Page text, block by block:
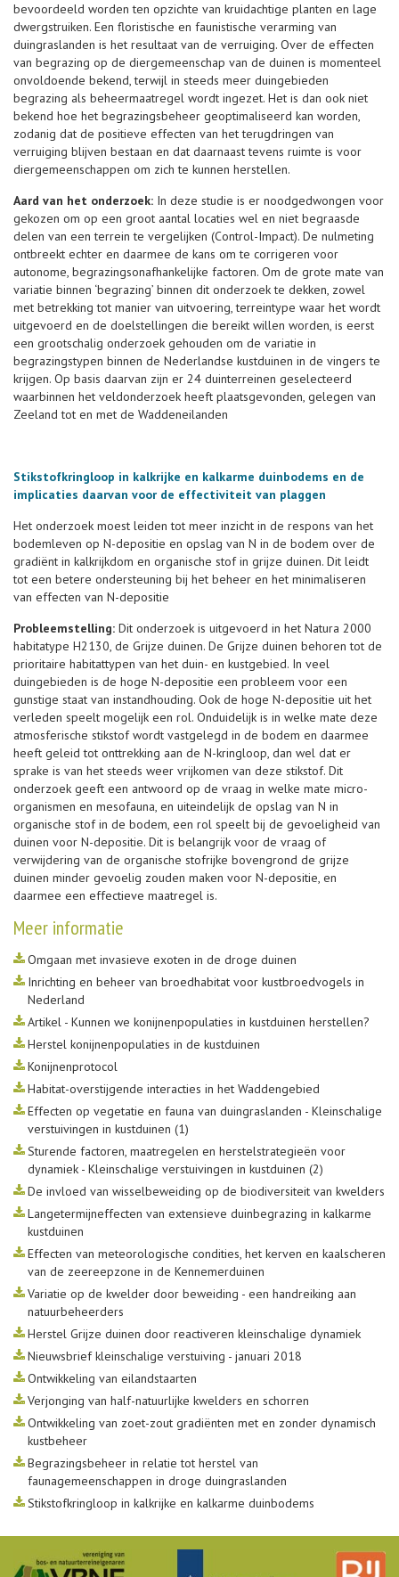
bevoordeeld worden ten opzichte van kruidachtige planten en lage
dwergstruiken. Een floristische en faunistische verarming van
duingraslanden is het resultaat van de verruiging. Over de effecten
van begrazing op de diergemeenschap van de duinen is momenteel
onvoldoende bekend, terwijl in steeds meer duingebieden
begrazing als beheermaatregel wordt ingezet. Het is dan ook niet
bekend hoe het begrazingsbeheer geoptimaliseerd kan worden,
zodanig dat de positieve effecten van het terugdringen van
verruiging blijven bestaan en dat daarnaast tevens ruimte is voor
diergemeenschappen om zich te kunnen herstellen.
Aard van het onderzoek: In deze studie is er noodgedwongen voor
gekozen om op een groot aantal locaties wel en niet begraasde
delen van een terrein te vergelijken (Control-Impact). De nulmeting
ontbreekt echter en daarmee de kans om te corrigeren voor
autonome, begrazingsonafhankelijke factoren. Om de grote mate van
variatie binnen ‘begrazing’ binnen dit onderzoek te dekken, zowel
met betrekking tot manier van uitvoering, terreintype waar het wordt
uitgevoerd en de doelstellingen die bereikt willen worden, is eerst
een grootschalig onderzoek gehouden om de variatie in
begrazingstypen binnen de Nederlandse kustduinen in de vingers te
krijgen. Op basis daarvan zijn er 24 duinterreinen geselecteerd
waarbinnen het veldonderzoek heeft plaatsgevonden, gelegen van
Zeeland tot en met de Waddeneilanden
Stikstofkringloop in kalkrijke en kalkarme duinbodems en de
implicaties daarvan voor de effectiviteit van plaggen
Het onderzoek moest leiden tot meer inzicht in de respons van het
bodemleven op N-depositie en opslag van N in de bodem over de
gradiënt in kalkrijkdom en organische stof in grijze duinen. Dit leidt
tot een betere ondersteuning bij het beheer en het minimaliseren
van effecten van N-depositie
Probleemstelling: Dit onderzoek is uitgevoerd in het Natura 2000
habitatype H2130, de Grijze duinen. De Grijze duinen behoren tot de
prioritaire habitattypen van het duin- en kustgebied. In veel
duingebieden is de hoge N-depositie een probleem voor een
gunstige staat van instandhouding. Ook de hoge N-depositie uit het
verleden speelt mogelijk een rol. Onduidelijk is in welke mate deze
atmosferische stikstof wordt vastgelegd in de bodem en daarmee
heeft geleid tot onttrekking aan de N-kringloop, dan wel dat er
sprake is van het steeds weer vrijkomen van deze stikstof. Dit
onderzoek geeft een antwoord op de vraag in welke mate micro-
organismen en mesofauna, en uiteindelijk de opslag van N in
organische stof in de bodem, een rol speelt bij de gevoeligheid van
duinen voor N-depositie. Dit is belangrijk voor de vraag of
verwijdering van de organische stofrijke bovengrond de grijze
duinen minder gevoelig zouden maken voor N-depositie, en
daarmee een effectieve maatregel is.
Meer informatie
Omgaan met invasieve exoten in de droge duinen
Inrichting en beheer van broedhabitat voor kustbroedvogels in
Nederland
Artikel - Kunnen we konijnenpopulaties in kustduinen herstellen?
Herstel konijnenpopulaties in de kustduinen
Konijnenprotocol
Habitat-overstijgende interacties in het Waddengebied
Effecten op vegetatie en fauna van duingraslanden - Kleinschalige
verstuivingen in kustduinen (1)
Sturende factoren, maatregelen en herstelstrategieën voor
dynamiek - Kleinschalige verstuivingen in kustduinen (2)
De invloed van wisselbeweiding op de biodiversiteit van kwelders
Langetermijneffecten van extensieve duinbegrazing in kalkarme
kustduinen
Effecten van meteorologische condities, het kerven en kaalscheren
van de zeereepzone in de Kennemerduinen
Variatie op de kwelder door beweiding - een handreiking aan
natuurbeheerders
Herstel Grijze duinen door reactiveren kleinschalige dynamiek
Nieuwsbrief kleinschalige verstuiving - januari 2018
Ontwikkeling van eilandstaarten
Verjonging van half-natuurlijke kwelders en schorren
Ontwikkeling van zoet-zout gradiënten met en zonder dynamisch
kustbeheer
Begrazingsbeheer in relatie tot herstel van
faunagemeenschappen in droge duingraslanden
Stikstofkringloop in kalkrijke en kalkarme duinbodems